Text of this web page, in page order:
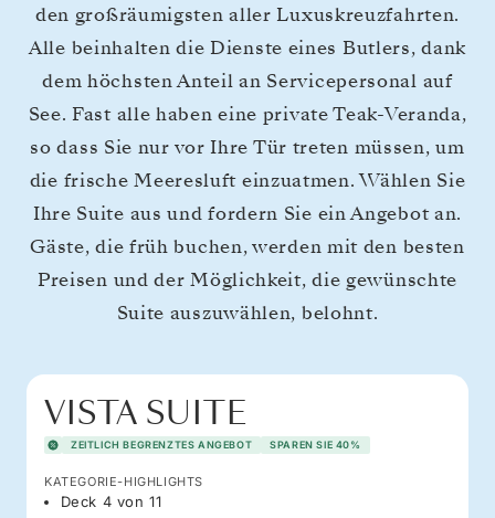
den großräumigsten aller Luxuskreuzfahrten.
Alle beinhalten die Dienste eines Butlers, dank
dem höchsten Anteil an Servicepersonal auf
See. Fast alle haben eine private Teak-Veranda,
so dass Sie nur vor Ihre Tür treten müssen, um
die frische Meeresluft einzuatmen. Wählen Sie
Ihre Suite aus und fordern Sie ein Angebot an.
Gäste, die früh buchen, werden mit den besten
Preisen und der Möglichkeit, die gewünschte
Suite auszuwählen, belohnt.
VISTA SUITE
ZEITLICH BEGRENZTES ANGEBOT SPAREN SIE 40%
KATEGORIE-HIGHLIGHTS
Deck 4 von 11